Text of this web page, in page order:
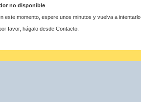
no disponible
este momento, espere unos minutos y vuelva a intentarlo.
favor, hágalo desde Contacto.